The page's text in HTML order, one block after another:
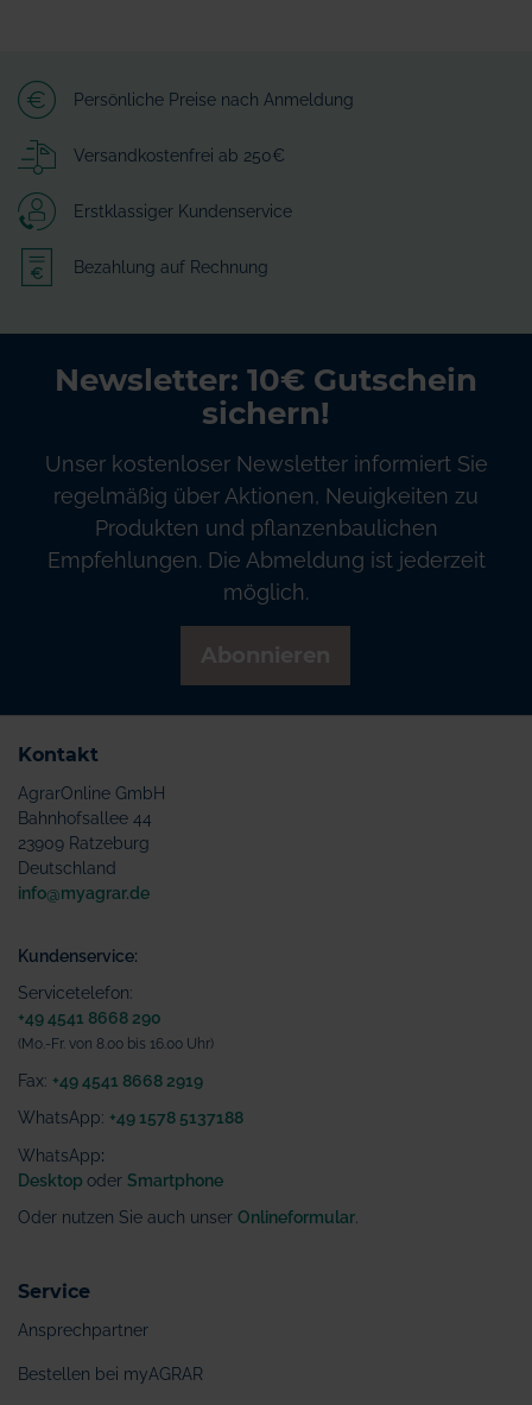
Persönliche Preise nach Anmeldung
Versandkostenfrei ab 250€
Erstklassiger Kundenservice
Bezahlung auf Rechnung
Newsletter: 10€ Gutschein
sichern!
Unser kostenloser Newsletter informiert Sie
regelmäßig über Aktionen, Neuigkeiten zu
Produkten und pflanzenbaulichen
Empfehlungen. Die Abmeldung ist jederzeit
möglich.
Kontakt
AgrarOnline GmbH
Bahnhofsallee 44
23909 Ratzeburg
Deutschland
info@myagrar.de
Kundenservice:
Servicetelefon:
+49 4541 8668 290
(Mo.-Fr. von 8.00 bis 16.00 Uhr)
Fax: +49 4541 8668 2919
WhatsApp: +49 1578 5137188
WhatsApp:
Desktop oder Smartphone
Oder nutzen Sie auch unser Onlineformular
Service
Ansprechpartner
Bestellen bei myAGRAR